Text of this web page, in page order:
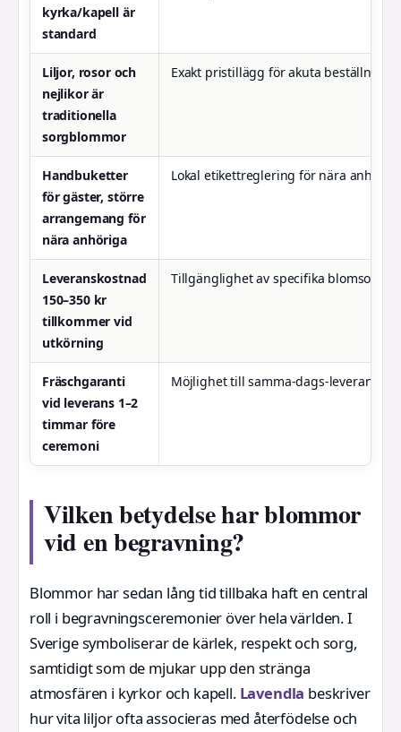
kyrka/kapell är
standard
Liljor, rosor och
nejlikor är
traditionella
sorgblommor
Exakt pristillägg för akuta
Handbuketter
för gäster, större
arrangemang för
nära anhöriga
Lokal etikettreglering för nära
Leveranskostnad
150–350 kr
tillkommer vid
utkörning
Tillgänglighet av specifika blomsorter
Fräschgaranti
vid leverans 1–2
timmar före
ceremoni
Möjlighet till samma-dags-leverans
Vilken betydelse har blommor
vid en begravning?
Blommor har sedan lång tid tillbaka haft en central
roll i begravningsceremonier över hela världen. I
Sverige symboliserar de kärlek, respekt och sorg,
samtidigt som de mjukar upp den stränga
atmosfären i kyrkor och kapell. Lavendla beskriver
hur vita liljor ofta associeras med återfödelse och